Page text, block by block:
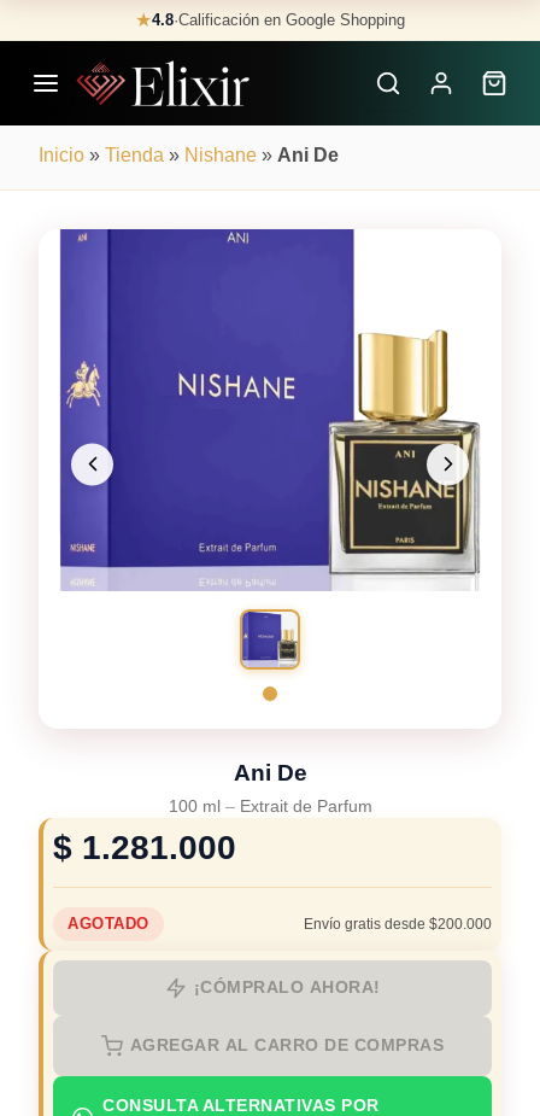
to
content
★4.8·Calificación en Google Shopping
Inicio » Tienda » Nishane » Ani De
Ani De
100 ml – Extrait de Parfum
$ 1.281.000
AGOTADO Envío gratis desde $200.000
¡CÓMPRALO AHORA!
AGREGAR AL CARRO DE COMPRAS
CONSULTA ALTERNATIVAS POR